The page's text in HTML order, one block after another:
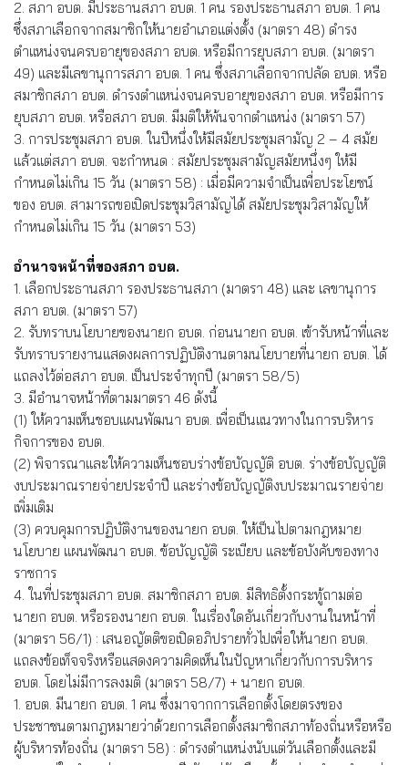
2. สภา อบต. มีประธานสภา อบต. 1 คน รองประธานสภา อบต. 1 คน
ซึ่งสภาเลือกจากสมาชิกให้นายอำเภอแต่งตั้ง (มาตรา 48) ดำรง
ตำแหน่งจนครบอายุของสภา อบต. หรือมีการยุบสภา อบต. (มาตรา
49) และมีเลขานุการสภา อบต. 1 คน ซึ่งสภาเลือกจากปลัด อบต. หรือ
สมาชิกสภา อบต. ดำรงตำแหน่งจนครบอายุของสภา อบต. หรือมีการ
ยุบสภา อบต. หรือสภา อบต. มีมติให้พ้นจากตำแหน่ง (มาตรา 57)
3. การประชุมสภา อบต. ในปีหนึ่งให้มีสมัยประชุมสามัญ 2 – 4 สมัย
แล้วแต่สภา อบต. จะกำหนด : สมัยประชุมสามัญสมัยหนึ่งๆ ให้มี
กำหนดไม่เกิน 15 วัน (มาตรา 58) : เมื่อมีความจำเป็นเพื่อประโยชน์
ของ อบต. สามารถขอเปิดประชุมวิสามัญได้ สมัยประชุมวิสามัญให้
กำหนดไม่เกิน 15 วัน (มาตรา 53)
อำนาจหน้าที่ของสภา อบต.
1. เลือกประธานสภา รองประธานสภา (มาตรา 48) และ เลขานุการ
สภา อบต. (มาตรา 57)
2. รับทราบนโยบายของนายก อบต. ก่อนนายก อบต. เข้ารับหน้าที่และ
รับทราบรายงานแสดงผลการปฏิบัติงานตามนโยบายที่นายก อบต. ได้
แถลงไว้ต่อสภา อบต. เป็นประจำทุกปี (มาตรา 58/5)
3. มีอำนาจหน้าที่ตามมาตรา 46 ดังนี้
(1) ให้ความเห็นชอบแผนพัฒนา อบต. เพื่อเป็นแนวทางในการบริหาร
กิจการของ อบต.
(2) พิจารณาและให้ความเห็นชอบร่างข้อบัญญัติ อบต. ร่างข้อบัญญัติ
งบประมาณรายจ่ายประจำปี และร่างข้อบัญญัติงบประมาณรายจ่าย
เพิ่มเติม
(3) ควบคุมการปฏิบัติงานของนายก อบต. ให้เป็นไปตามกฎหมาย
นโยบาย แผนพัฒนา อบต. ข้อบัญญัติ ระเบียบ และข้อบังคับของทาง
ราชการ
4. ในที่ประชุมสภา อบต. สมาชิกสภา อบต. มีสิทธิตั้งกระทู้ถามต่อ
นายก อบต. หรือรองนายก อบต. ในเรื่องใดอันเกี่ยวกับงานในหน้าที่
(มาตรา 56/1) : เสนอญัตติขอเปิดอภิปรายทั่วไปเพื่อให้นายก อบต.
แถลงข้อเท็จจริงหรือแสดงความคิดเห็นในปัญหาเกี่ยวกับการบริหาร
อบต. โดยไม่มีการลงมติ (มาตรา 58/7) + นายก อบต.
1. อบต. มีนายก อบต. 1 คน ซึ่งมาจากการเลือกตั้งโดยตรงของ
ประชาชนตามกฎหมายว่าด้วยการเลือกตั้งสมาชิกสภาท้องถิ่นหรือหรือ
ผู้บริหารท้องถิ่น (มาตรา 58) : ดำรงตำแหน่งนับแต่วันเลือกตั้งและมี